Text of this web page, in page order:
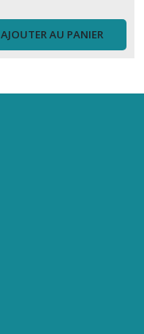
AJOUTER AU PANIER